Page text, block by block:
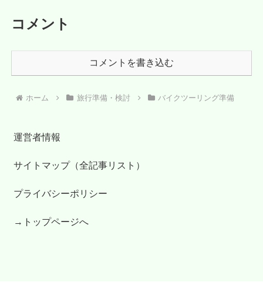
コメント
コメントを書き込む
ホーム 旅行準備・検討 バイクツーリング準備
運営者情報
サイトマップ（全記事リスト）
プライバシーポリシー
→トップページへ